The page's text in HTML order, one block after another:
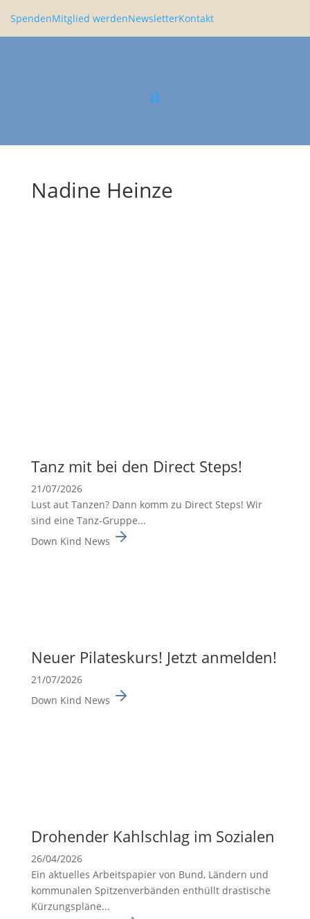
SpendenMitglied werdenNewsletterKontakt
Nadine Heinze
Tanz mit bei den Direct Steps!
21/07/2026
Lust aut Tanzen? Dann komm zu Direct Steps! Wir
sind eine Tanz-Gruppe...
Down Kind News
Neuer Pilates­kurs! Jetzt anmelden!
21/07/2026
Down Kind News
Drohender Kahlschlag im Sozialen
26/04/2026
Ein aktuelles Arbeits­pa­pier von Bund, Ländern und
kommu­nalen Spitzen­ver­bänden enthüllt drasti­sche
Kürzungs­pläne...